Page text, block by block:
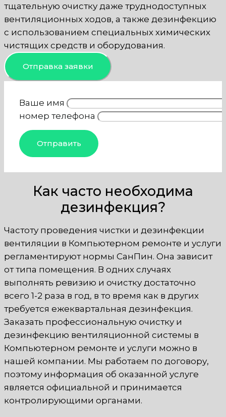
тщательную очистку даже труднодоступных
вентиляционных ходов, а также дезинфекцию
с использованием специальных химических
чистящих средств и оборудования.
Отправка заявки
Ваше имя
номер телефона
Как часто необходима
дезинфекция?
Частоту проведения чистки и дезинфекции
вентиляции в Компьютерном ремонте и услуги
регламентируют нормы СанПин. Она зависит
от типа помещения. В одних случаях
выполнять ревизию и очистку достаточно
всего 1-2 раза в год, в то время как в других
требуется ежеквартальная дезинфекция.
Заказать профессиональную очистку и
дезинфекцию вентиляционной системы в
Компьютерном ремонте и услуги можно в
нашей компании. Мы работаем по договору,
поэтому информация об оказанной услуге
является официальной и принимается
контролирующими органами.